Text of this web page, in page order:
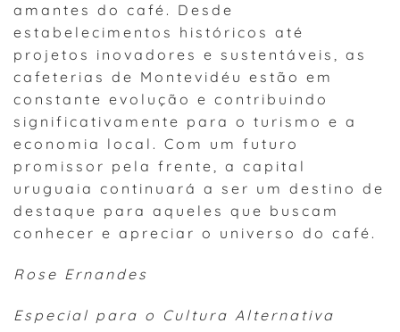
amantes do café. Desde
estabelecimentos históricos até
projetos inovadores e sustentáveis, as
cafeterias de Montevidéu estão em
constante evolução e contribuindo
significativamente para o turismo e a
economia local. Com um futuro
promissor pela frente, a capital
uruguaia continuará a ser um destino de
destaque para aqueles que buscam
conhecer e apreciar o universo do café.
Rose Ernandes
Especial para o Cultura Alternativa